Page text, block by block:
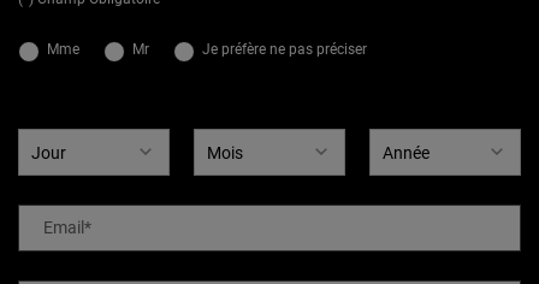
newslettersignup.title.legend
Mme Mr Je préfère ne pas préciser
Email*